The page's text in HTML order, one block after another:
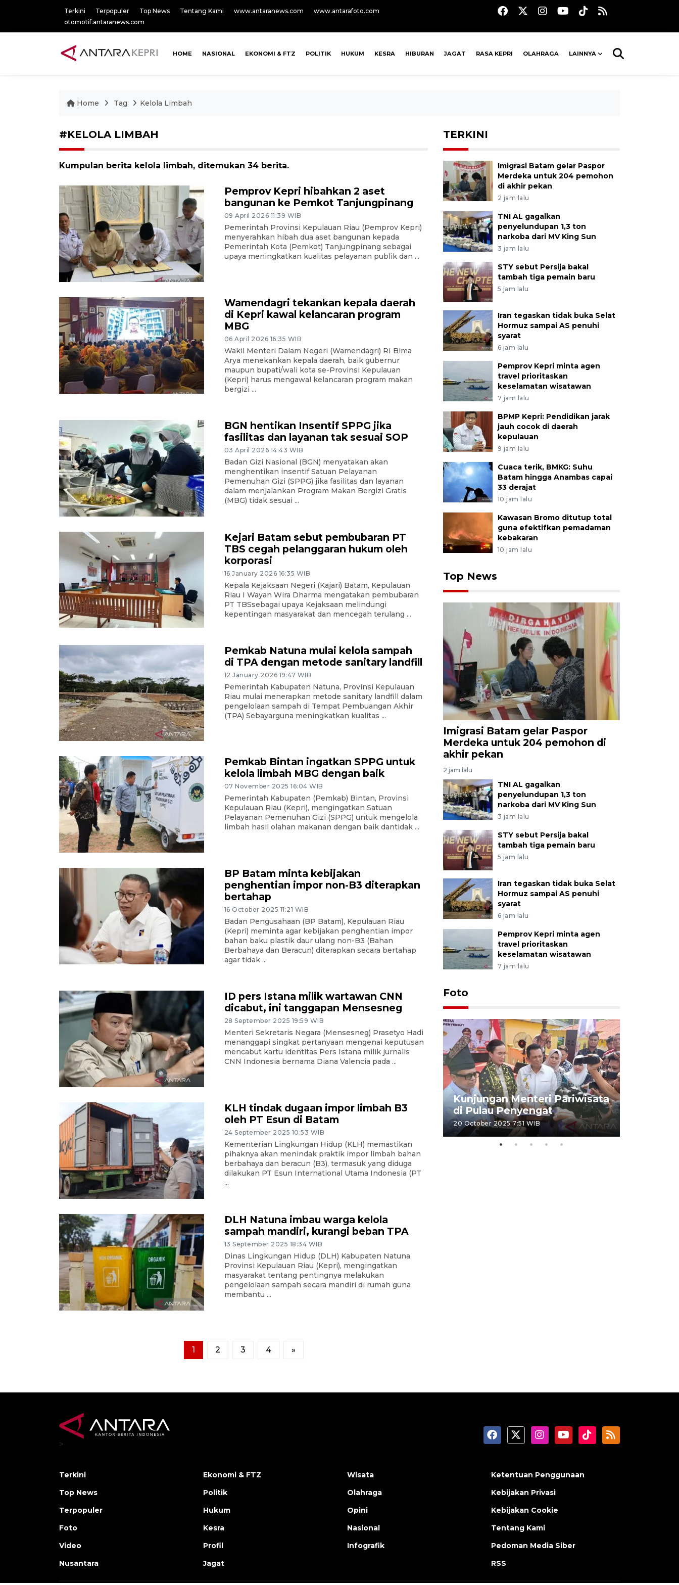
Terkini Terpopuler Top News Tentang Kami www.antaranews.com
www.antarafoto.com
otomotif.antaranews.com
HOME NASIONAL EKONOMI & FTZ POLITIK HUKUM KESRA HIBURAN JAGAT RASA KEPRI OLAHRAGA LAINNYA
Home Tag Kelola Limbah
#KELOLA LIMBAH
Kumpulan berita kelola limbah, ditemukan 34 berita.
Pemprov Kepri hibahkan 2 aset
bangunan ke Pemkot Tanjungpinang
09 April 2026 11:39 WIB
Pemerintah Provinsi Kepulauan Riau (Pemprov Kepri)
menyerahkan hibah dua aset bangunan kepada
Pemerintah Kota (Pemkot) Tanjungpinang sebagai
upaya meningkatkan kualitas pelayanan publik dan ...
Wamendagri tekankan kepala daerah
di Kepri kawal kelancaran program
MBG
06 April 2026 16:35 WIB
Wakil Menteri Dalam Negeri (Wamendagri) RI Bima
Arya menekankan kepala daerah, baik gubernur
maupun bupati/wali kota se-Provinsi Kepulauan
(Kepri) harus mengawal kelancaran program makan
bergizi ...
BGN hentikan Insentif SPPG jika
fasilitas dan layanan tak sesuai SOP
03 April 2026 14:43 WIB
Badan Gizi Nasional (BGN) menyatakan akan
menghentikan insentif Satuan Pelayanan
Pemenuhan Gizi (SPPG) jika fasilitas dan layanan
dalam menjalankan Program Makan Bergizi Gratis
(MBG) tidak sesuai ...
Kejari Batam sebut pembubaran PT
TBS cegah pelanggaran hukum oleh
korporasi
16 January 2026 16:35 WIB
Kepala Kejaksaan Negeri (Kajari) Batam, Kepulauan
Riau I Wayan Wira Dharma mengatakan pembubaran
PT TBSsebagai upaya Kejaksaan melindungi
kepentingan masyarakat dan mencegah terulang ...
Pemkab Natuna mulai kelola sampah
di TPA dengan metode sanitary landfill
12 January 2026 19:47 WIB
Pemerintah Kabupaten Natuna, Provinsi Kepulauan
Riau mulai menerapkan metode sanitary landfill dalam
pengelolaan sampah di Tempat Pembuangan Akhir
(TPA) Sebayarguna meningkatkan kualitas ...
Pemkab Bintan ingatkan SPPG untuk
kelola limbah MBG dengan baik
07 November 2025 16:04 WIB
Pemerintah Kabupaten (Pemkab) Bintan, Provinsi
Kepulauan Riau (Kepri), mengingatkan Satuan
Pelayanan Pemenuhan Gizi (SPPG) untuk mengelola
limbah hasil olahan makanan dengan baik dantidak ...
BP Batam minta kebijakan
penghentian impor non-B3 diterapkan
bertahap
16 October 2025 11:21 WIB
Badan Pengusahaan (BP Batam), Kepulauan Riau
(Kepri) meminta agar kebijakan penghentian impor
bahan baku plastik daur ulang non-B3 (Bahan
Berbahaya dan Beracun) diterapkan secara bertahap
agar tidak ...
ID pers Istana milik wartawan CNN
dicabut, ini tanggapan Mensesneg
28 September 2025 19:59 WIB
Menteri Sekretaris Negara (Mensesneg) Prasetyo Hadi
menanggapi singkat pertanyaan mengenai keputusan
mencabut kartu identitas Pers Istana milik jurnalis
CNN Indonesia bernama Diana Valencia pada ...
KLH tindak dugaan impor limbah B3
oleh PT Esun di Batam
24 September 2025 10:53 WIB
Kementerian Lingkungan Hidup (KLH) memastikan
pihaknya akan menindak praktik impor limbah bahan
berbahaya dan beracun (B3), termasuk yang diduga
dilakukan PT Esun International Utama Indonesia (PT
...
DLH Natuna imbau warga kelola
sampah mandiri, kurangi beban TPA
13 September 2025 18:34 WIB
Dinas Lingkungan Hidup (DLH) Kabupaten Natuna,
Provinsi Kepulauan Riau (Kepri), mengingatkan
masyarakat tentang pentingnya melakukan
pengelolaan sampah secara mandiri di rumah guna
membantu ...
1 2 3 4 »
TERKINI
Imigrasi Batam gelar Paspor
Merdeka untuk 204 pemohon
di akhir pekan
2 jam lalu
TNI AL gagalkan
penyelundupan 1,3 ton
narkoba dari MV King Sun
3 jam lalu
STY sebut Persija bakal
tambah tiga pemain baru
5 jam lalu
Iran tegaskan tidak buka Selat
Hormuz sampai AS penuhi
syarat
6 jam lalu
Pemprov Kepri minta agen
travel prioritaskan
keselamatan wisatawan
7 jam lalu
BPMP Kepri: Pendidikan jarak
jauh cocok di daerah
kepulauan
9 jam lalu
Cuaca terik, BMKG: Suhu
Batam hingga Anambas capai
33 derajat
10 jam lalu
Kawasan Bromo ditutup total
guna efektifkan pemadaman
kebakaran
10 jam lalu
Top News
Imigrasi Batam gelar Paspor
Merdeka untuk 204 pemohon di
akhir pekan
2 jam lalu
TNI AL gagalkan
penyelundupan 1,3 ton
narkoba dari MV King Sun
3 jam lalu
STY sebut Persija bakal
tambah tiga pemain baru
5 jam lalu
Iran tegaskan tidak buka Selat
Hormuz sampai AS penuhi
syarat
6 jam lalu
Pemprov Kepri minta agen
travel prioritaskan
keselamatan wisatawan
7 jam lalu
Foto
gunakan mobil jenazah
08 February 2024 15:30 WIB, 2024
Kunjungan Menteri Pariwisata
di Pulau Penyengat
20 October 2025 7:51 WIB
>
Terkini
Top News
Terpopuler
Foto
Video
Nusantara
Ekonomi & FTZ
Politik
Hukum
Kesra
Profil
Jagat
Wisata
Olahraga
Opini
Nasional
Infografik
Ketentuan Penggunaan
Kebijakan Privasi
Kebijakan Cookie
Tentang Kami
Pedoman Media Siber
RSS